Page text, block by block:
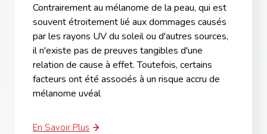
Contrairement au mélanome de la peau, qui est
souvent étroitement lié aux dommages causés
par les rayons UV du soleil ou d'autres sources,
il n'existe pas de preuves tangibles d'une
relation de cause à effet. Toutefois, certains
facteurs ont été associés à un risque accru de
mélanome uvéal
En Savoir Plus